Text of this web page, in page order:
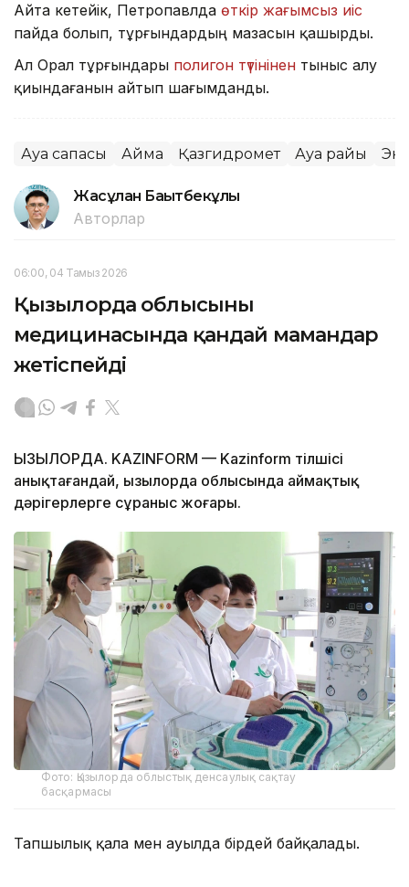
Айта кетейік, Петропавлда өткір жағымсыз иіс
пайда болып, тұрғындардың мазасын қашырды.
Ал Орал тұрғындары полигон түтінінен тыныс алу
қиындағанын айтып шағымданды.
Ауа сапасы Аймақ Қазгидромет Ауа райы
Жасұлан Бақытбекұлы
Авторлар
06:00, 04 Тамыз 2026
Қызылорда облысының
медицинасында қандай мамандар
жетіспейді
ҚЫЗЫЛОРДА. KAZINFORM — Kazinform тілшісі
анықтағандай, Қызылорда облысында аймақтық
дәрігерлерге сұраныс жоғары.
Фото: Қызылорда облыстық денсаулық сақтау
басқармасы
Тапшылық қала мен ауылда бірдей байқалады.